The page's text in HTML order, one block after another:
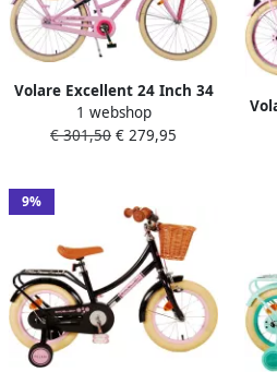
Volare Excellent 24 Inch 34
cm Meisjes Terugtraprem
Lichtroze
1 webshop
€ 301,50 € 279,95
5
9%